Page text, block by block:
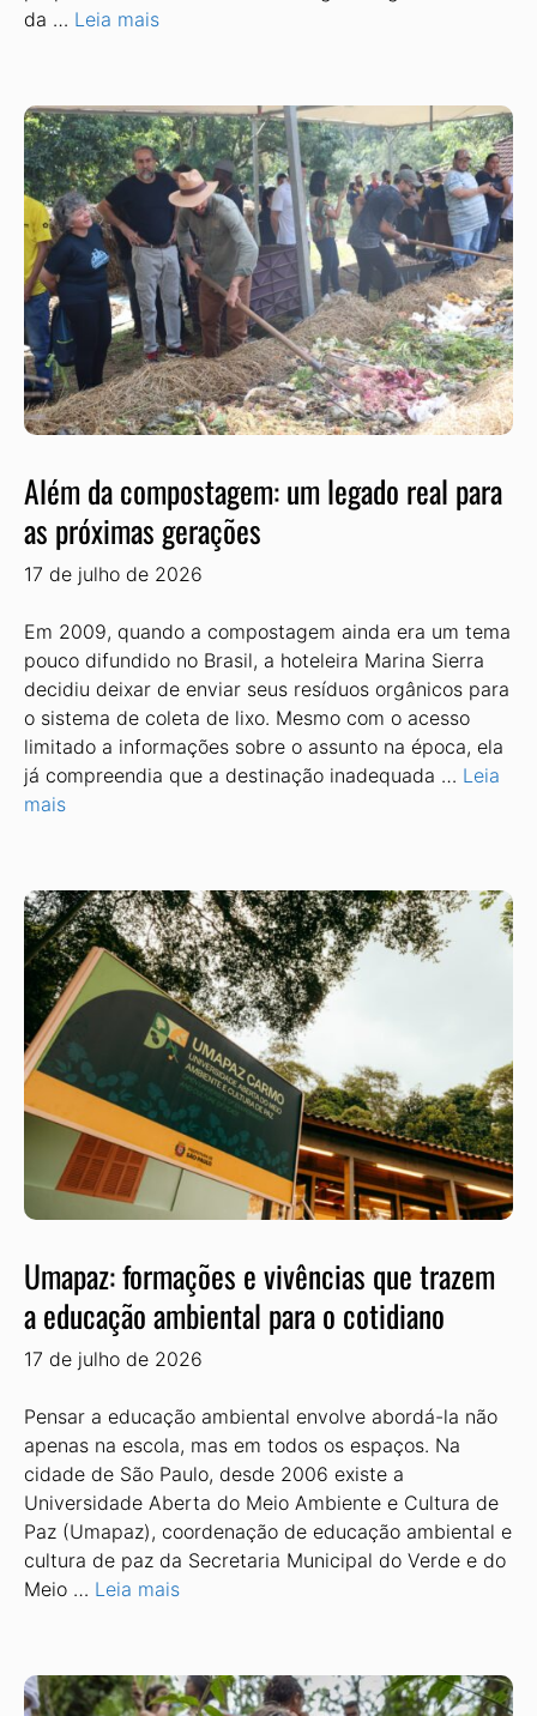
da … Leia mais
Além da compostagem: um legado real para
as próximas gerações
17 de julho de 2026
Em 2009, quando a compostagem ainda era um tema
pouco difundido no Brasil, a hoteleira Marina Sierra
decidiu deixar de enviar seus resíduos orgânicos para
o sistema de coleta de lixo. Mesmo com o acesso
limitado a informações sobre o assunto na época, ela
já compreendia que a destinação inadequada … Leia
mais
Umapaz: formações e vivências que trazem
a educação ambiental para o cotidiano
17 de julho de 2026
Pensar a educação ambiental envolve abordá-la não
apenas na escola, mas em todos os espaços. Na
cidade de São Paulo, desde 2006 existe a
Universidade Aberta do Meio Ambiente e Cultura de
Paz (Umapaz), coordenação de educação ambiental e
cultura de paz da Secretaria Municipal do Verde e do
Meio … Leia mais